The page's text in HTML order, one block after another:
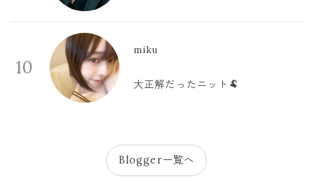
10
miku
大正解だったニット🐏
Blogger一覧へ